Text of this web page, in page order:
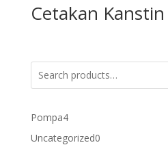
Cetakan
Pompa44
products
Uncategorized00